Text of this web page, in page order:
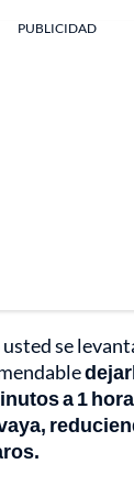
PUBLICIDAD
se
a 1